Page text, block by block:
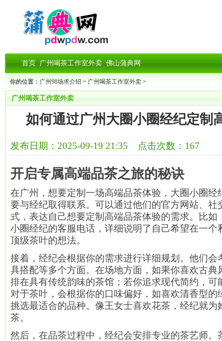
首页 广州喝茶工作室外卖 佛山蒲典网
你的位置： 广州98场求介绍 > 广州喝茶工作室外卖 >
广州喝茶工作室外卖
如何通过广州大圈小圈经纪定制
发布日期：2025-09-19 21:35 点击次数：167
开启专属高端品茶之旅的秘诀
在广州，想要定制一场高端品茶体验，大圈小圈经
要与经纪取得联系。可以通过他们的官方网站、社
式，表达自己想要定制高端品茶体验的需求。比如
小圈经纪的客服电话，详细说明了自己希望在一个
顶级茶叶的想法。
接着，经纪会根据你的需求进行详细规划。他们会
具搭配等多个方面。在场地方面，如果你喜欢古典
排在具有传统韵味的茶馆；若你追求现代简约，可
对于茶叶，会根据你的口味偏好，如喜欢清香型的
挑选最适合的品种。像王女士喜欢花茶，经纪就为
茶。
然后，在品茶过程中，经纪会安排专业的茶艺师。